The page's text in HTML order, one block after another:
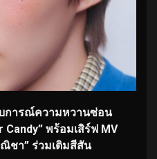
บการณ์ความหวานซ่อน
Candy” พร้อมเสิร์ฟ MV
ณิชา” ร่วมเติมสีสัน